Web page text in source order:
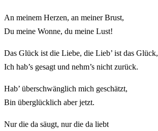
An meinem Herzen, an meiner Brust,
Du meine Wonne, du meine Lust!
Das Glück ist die Liebe, die Lieb’ ist das Glück,
Ich hab’s gesagt und nehm’s nicht zurück.
Hab’ überschwänglich mich geschätzt,
Bin überglücklich aber jetzt.
Nur die da säugt, nur die da liebt